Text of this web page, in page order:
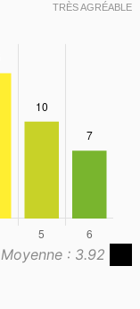
TRÈS AGRÉABLE
Moyenne : 3.92